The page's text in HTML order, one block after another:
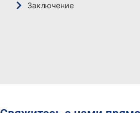
Заключение